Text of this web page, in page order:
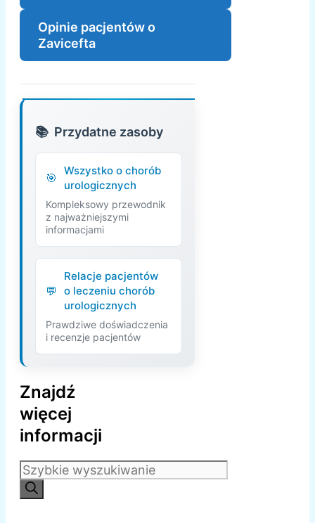
Opinie pacjentów o
Zavicefta
Przydatne zasoby
Wszystko o chorób
urologicznych
Kompleksowy przewodnik
z najważniejszymi
informacjami
Relacje pacjentów
o leczeniu chorób
urologicznych
Prawdziwe doświadczenia
i recenzje pacjentów
Znajdź
więcej
informacji
Szukaj: